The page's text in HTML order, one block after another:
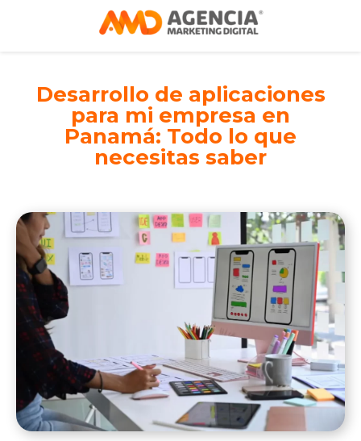
Desarrollo de aplicaciones
para mi empresa en
Panamá: Todo lo que
necesitas saber